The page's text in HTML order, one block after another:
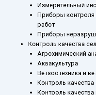
Измерительный
Приборы контроля
работ
Приборы
Контроль качества
Агрохимический
Аквакультура
Ветзоотехника и
Контроль
Контроль